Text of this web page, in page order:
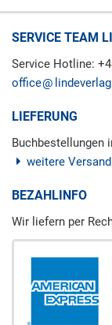
SERVICE TEAM
Service Hotline:
office
LIEFERUNG
Buchbestellungen
weitere
BEZAHLINFO
Wir liefern per